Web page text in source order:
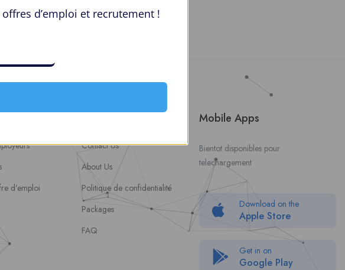
d’emploi
About Us
Contact Us
About Us
Politique de confidentialité
Packages
FAQ
Mobile Apps
Bientot disponibles pour
telechargement
Download on the
Apple Store
Get in on
Google Play
d’emploi et recrutement !